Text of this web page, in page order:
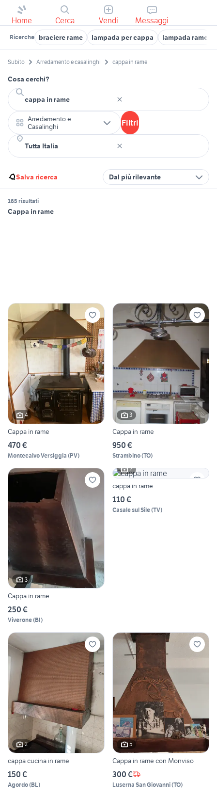
Home Cerca Vendi Messaggi
Ricerche braciere rame lampada per cappa lampada rame
Subito Arredamento e casalinghi cappa in rame
Cosa cerchi?
Arredamento e
Casalinghi
Filtri
Salva ricerca Dal più rilevante
165 risultati
Cappa in rame
4
Cappa in rame
470 €
Montecalvo Versiggia (PV)
3
Cappa in rame
950 €
Strambino(TO)
3
Cappa in rame
250 €
Viverone(BI)
2
cappa in rame
110 €
Casale sul Sile(TV)
2
cappa cucina in rame
150 €
Agordo(BL)
5
Cappa in rame con Monviso
300 €
Luserna San Giovanni(TO)